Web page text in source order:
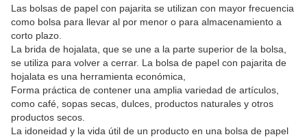
Las bolsas de papel con pajarita se utilizan con mayor frecuencia
como bolsa para llevar al por menor o para almacenamiento a
corto plazo.
La brida de hojalata, que se une a la parte superior de la bolsa,
se utiliza para volver a cerrar. La bolsa de papel con pajarita de
hojalata es una herramienta económica,
Forma práctica de contener una amplia variedad de artículos,
como café, sopas secas, dulces, productos naturales y otros
productos secos.
La idoneidad y la vida útil de un producto en una bolsa de papel